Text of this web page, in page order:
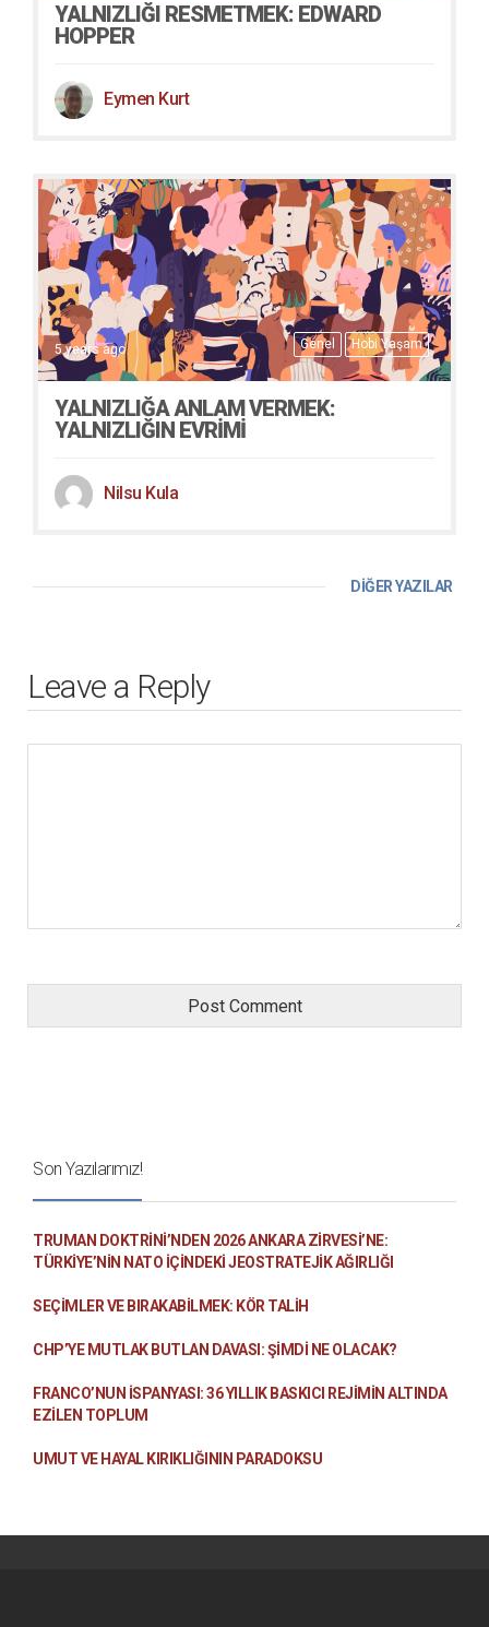
YALNIZLIĞI RESMETMEK: EDWARD
HOPPER
Eymen Kurt
Genel Hobi Yaşam
5 years ago
YALNIZLIĞA ANLAM VERMEK:
YALNIZLIĞIN EVRIMI
Nilsu Kula
DİĞER YAZILAR
Leave a Reply
Son Yazılarımız!
TRUMAN DOKTRINI’NDEN 2026 ANKARA ZIRVESI’NE:
TÜRKIYE’NIN NATO İÇINDEKI JEOSTRATEJIK AĞIRLIĞI
SEÇIMLER VE BIRAKABILMEK: KÖR TALIH
CHP’YE MUTLAK BUTLAN DAVASI: ŞİMDİ NE OLACAK?
FRANCO’NUN İSPANYASI: 36 YILLIK BASKICI REJIMIN ALTINDA
EZILEN TOPLUM
UMUT VE HAYAL KIRIKLIĞININ PARADOKSU